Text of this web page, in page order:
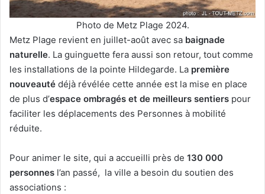
Photo de Metz Plage 2024.
Metz Plage revient en juillet-août avec sa baignade
naturelle. La guinguette fera aussi son retour, tout comme
les installations de la pointe Hildegarde. La première
nouveauté déjà révélée cette année est la mise en place
de plus d’espace ombragés et de meilleurs sentiers pour
faciliter les déplacements des Personnes à mobilité
réduite.
Pour animer le site, qui a accueilli près de 130 000
personnes l’an passé, la ville a besoin du soutien des
associations :